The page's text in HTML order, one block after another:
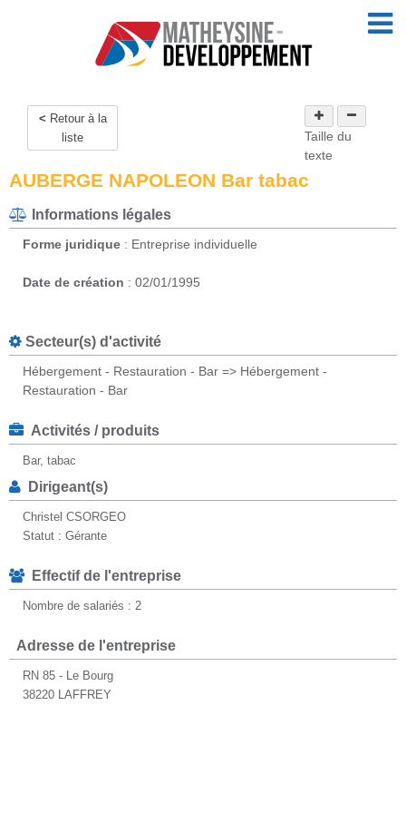
Retour à la
liste
Taille du
texte
AUBERGE NAPOLEON Bar tabac
Informations légales
Forme juridique : Entreprise individuelle
Date de création : 02/01/1995
Secteur(s) d'activité
Hébergement - Restauration - Bar => Hébergement -
Restauration - Bar
Activités / produits
Bar, tabac
Dirigeant(s)
Christel CSORGEO
Statut : Gérante
Effectif de l'entreprise
Nombre de salariés : 2
Adresse de l'entreprise
RN 85 - Le Bourg
38220 LAFFREY